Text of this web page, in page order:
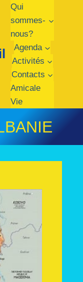
Qui
sommes-
nous?
Agenda
Activités
Contacts
Amicale
Vie